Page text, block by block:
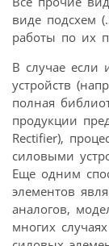
виде подсхем
работы по их
В случае
устройств
полная
продукции
Rectifier),
силовыми
Еще одним
элементов
аналогов,
многих